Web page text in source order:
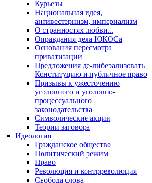
Курьезы
Национальная идея,
антивестернизм, империализм
О странностях любви...
Оправдания дела ЮКОСа
Основания пересмотра
приватизации
Предложения де-либерализовать
Конституцию и публичное право
Призывы к ужесточению
уголовного и уголовно-
процессуального
законодательства
Символические акции
Теории заговора
Идеология
Гражданское общество
Политический режим
Право
Революция и контрреволюция
Свобода слова